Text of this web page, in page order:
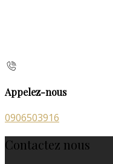
Appelez-nous
0906503916
Contactez nous